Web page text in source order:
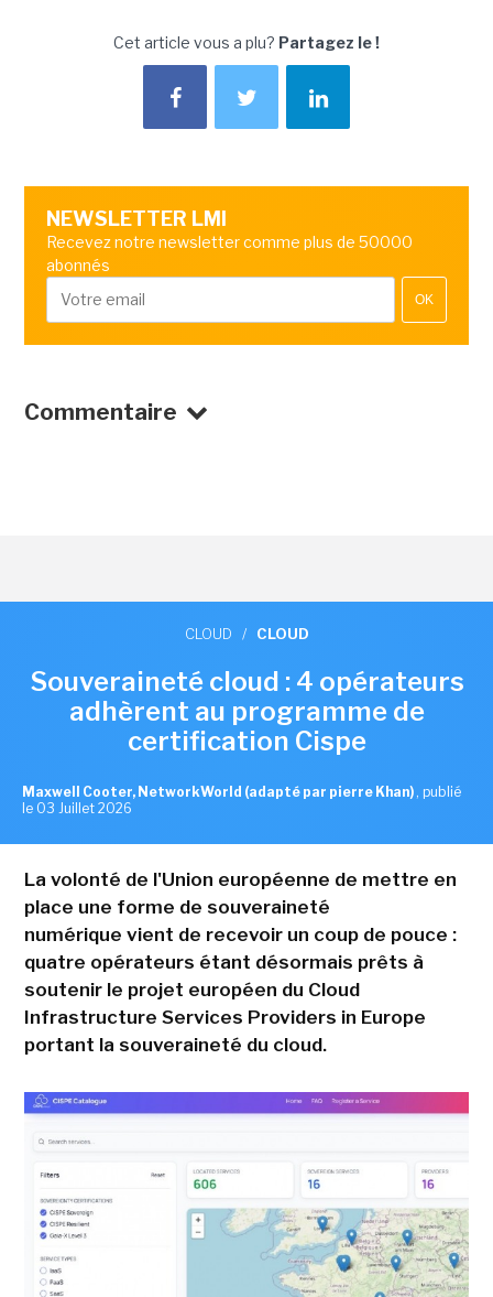
Cet article vous a plu? Partagez le !
NEWSLETTER LMI
Recevez notre newsletter comme plus de 50000
abonnés
OK
Commentaire
CLOUD / CLOUD
Souveraineté cloud : 4 opérateurs
adhèrent au programme de
certification Cispe
Maxwell Cooter, NetworkWorld (adapté par pierre Khan) , publié
le 03 Juillet 2026
La volonté de l'Union européenne de mettre en
place une forme de souveraineté
numérique vient de recevoir un coup de pouce :
quatre opérateurs étant désormais prêts à
soutenir le projet européen du Cloud
Infrastructure Services Providers in Europe
portant la souveraineté du cloud.